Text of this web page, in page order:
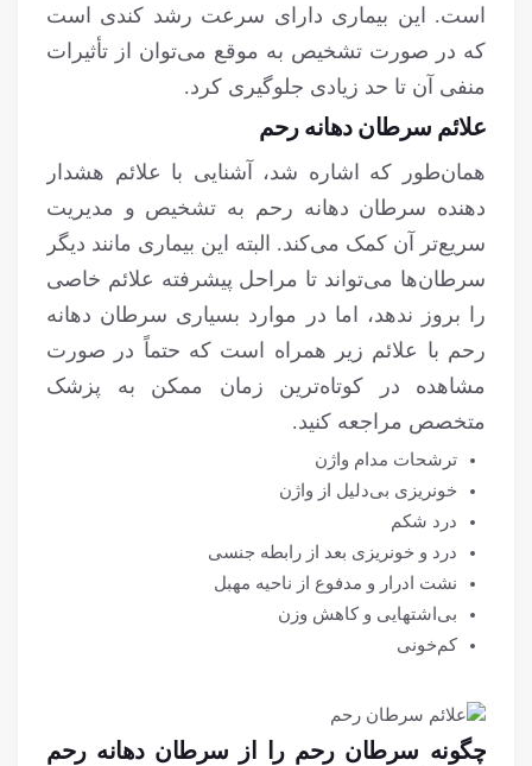
است. این بیماری دارای سرعت رشد کندی است
که در صورت تشخیص به موقع می‌توان از تأثیرات
منفی آن تا حد زیادی جلوگیری کرد.
علائم سرطان دهانه رحم
همان‌طور که اشاره شد، آشنایی با علائم هشدار
دهنده سرطان دهانه رحم به تشخیص و مدیریت
سریع‌تر آن کمک می‌کند. البته این بیماری مانند دیگر
سرطان‌ها می‌تواند تا مراحل پیشرفته علائم خاصی
را بروز ندهد، اما در موارد بسیاری سرطان دهانه
رحم با علائم زیر همراه است که حتماً در صورت
مشاهده در کوتاه‌ترین زمان ممکن به پزشک
متخصص مراجعه کنید.
ترشحات مدام واژن
خونریزی بی‌دلیل از واژن
درد شکم
درد و خونریزی بعد از رابطه جنسی
نشت ادرار و مدفوع از ناحیه مهبل
بی‌اشتهایی و کاهش وزن
کم‌خونی
چگونه سرطان رحم را از سرطان دهانه رحم